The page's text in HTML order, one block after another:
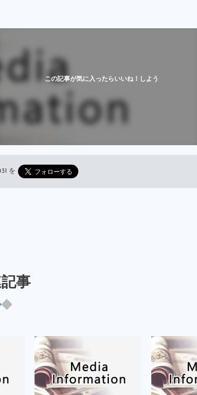
この記事が気に入ったらいいね！しよう
を
事